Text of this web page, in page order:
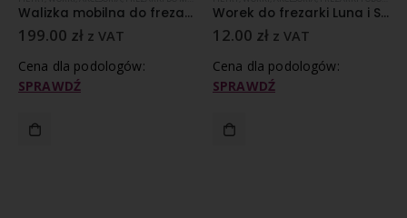
Walizka mobilna do frezarek do manicure HADEWE
199.00 zł z VAT
Cena dla podologów:
SPRAWDŹ
Worek do frezarki Luna i Saturn At Micro 1 szt
12.00 zł z VAT
Cena dla podologów:
SPRAWDŹ